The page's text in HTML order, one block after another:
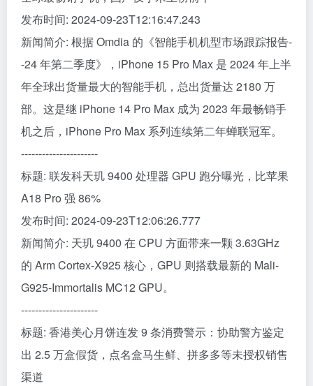
发布时间: 2024-09-23T12:16:47.243
新闻简介: 根据 Omdia 的《智能手机机型市场跟踪报告-
-24 年第二季度》，iPhone 15 Pro Max 是 2024 年上半
年全球出货量最大的智能手机，总出货量达 2180 万
部。这是继 iPhone 14 Pro Max 成为 2023 年最畅销手
机之后，iPhone Pro Max 系列连续第二年蝉联冠军。
----------------------
标题: 联发科天玑 9400 处理器 GPU 跑分曝光，比苹果
A18 Pro 强 86%
发布时间: 2024-09-23T12:06:26.777
新闻简介: 天玑 9400 在 CPU 方面带来一颗 3.63GHz
的 Arm Cortex-X925 核心，GPU 则搭载最新的 Mali-
G925-Immortalis MC12 GPU。
----------------------
标题: 香港美心月饼连发 9 条消费警示：协助警方鉴定
出 2.5 万盒假货，点名盒马生鲜、拼多多等未授权销售
渠道